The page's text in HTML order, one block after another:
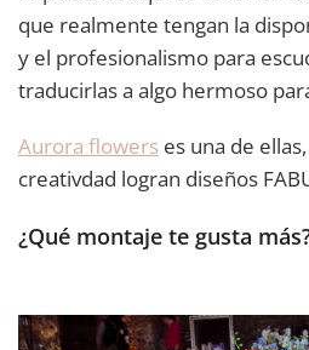
que realmente tengan la
y el profesionalismo para
traducirlas a algo hermoso
Aurora flowers es una de
creativdad logran diseños
¿Qué montaje te gusta